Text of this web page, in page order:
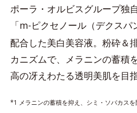
ポーラ・オルビスグループ独
「m-ピクセノール（デクス
配合した美白美容液。粉砕＆
カニズムで、メラニンの蓄積
高の冴えわたる透明美肌を目
*1 メラニンの蓄積を抑え、シミ・ソバカスを